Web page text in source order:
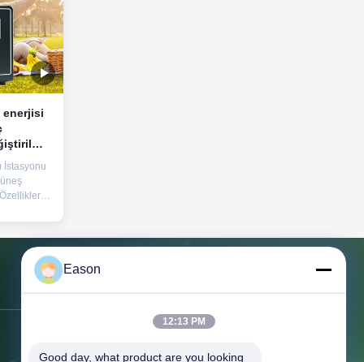
enerjisi
İstasyonu
220V
Tip-C
5V1A,
Bizimle İletişim
Shayuan 1. Yol, Keyuan Şehri, Tangxia
Eason
12:13 PM
Good day, what product are you looking